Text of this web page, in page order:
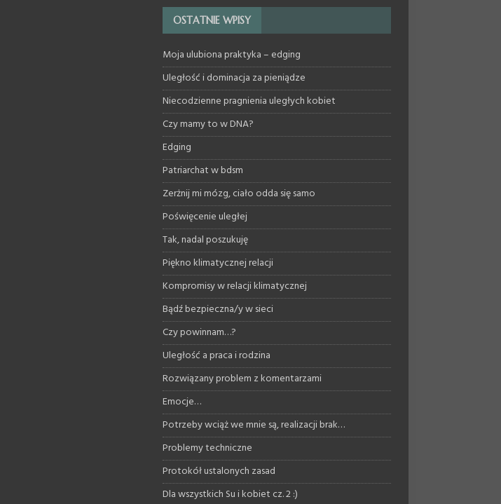
OSTATNIE WPISY
Moja ulubiona praktyka – edging
Uległość i dominacja za pieniądze
Niecodzienne pragnienia uległych kobiet
Czy mamy to w DNA?
Edging
Patriarchat w bdsm
Zerżnij mi mózg, ciało odda się samo
Poświęcenie uległej
Tak, nadal poszukuję
Piękno klimatycznej relacji
Kompromisy w relacji klimatycznej
Bądź bezpieczna/y w sieci
Czy powinnam…?
Uległość a praca i rodzina
Rozwiązany problem z komentarzami
Emocje…
Potrzeby wciąż we mnie są, realizacji brak…
Problemy techniczne
Protokół ustalonych zasad
Dla wszystkich Su i kobiet cz. 2 :)